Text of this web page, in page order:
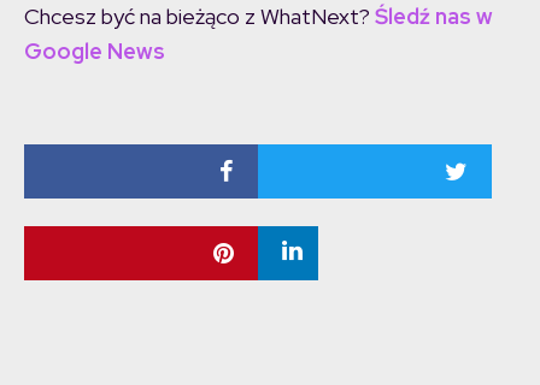
Chcesz być na bieżąco z WhatNext? Śledź nas w
Google News